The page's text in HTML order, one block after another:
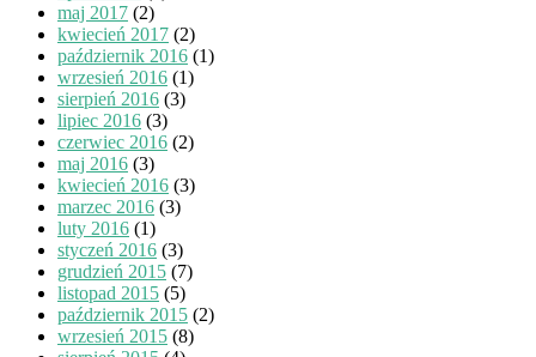
maj 2017 (2)
kwiecień 2017 (2)
październik 2016 (1)
wrzesień 2016 (1)
sierpień 2016 (3)
lipiec 2016 (3)
czerwiec 2016 (2)
maj 2016 (3)
kwiecień 2016 (3)
marzec 2016 (3)
luty 2016 (1)
styczeń 2016 (3)
grudzień 2015 (7)
listopad 2015 (5)
październik 2015 (2)
wrzesień 2015 (8)